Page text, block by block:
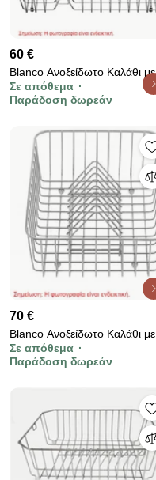
60 €
Blanco Ανοξείδωτο Καλάθι με
Πιατοθήκη Κρεμαστό
40,6x25,1cm
Σε απόθεμα
Παράδοση δωρεάν
70 €
Blanco Ανοξείδωτο Καλάθι με
Πιατοθήκη 30,8x40,5cm
Σε απόθεμα
Παράδοση δωρεάν